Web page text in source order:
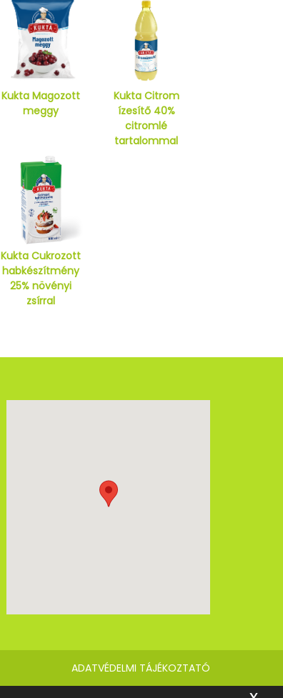
Kukta Magozott
meggy
Kukta Citrom
ízesítő 40%
citromlé
tartalommal
Kukta Cukrozott
habkészítmény
25% növényi
zsírral
ADATVÉDELMI TÁJÉKOZTATÓ